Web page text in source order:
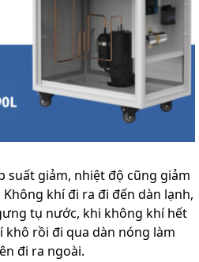
suất giảm, nhiệt độ cũng giảm
khí đi ra đi đến dàn lạnh,
tụ nước, khi không khí hết
rồi đi qua dàn nóng làm
đi ra ngoài.